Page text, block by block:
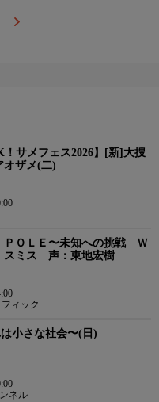
！サメフェス2026】[新]大捜
オザメ(二)
ＯＬＥ〜未知への挑戦 Ｗ
スミス 声：東地宏樹
ィック
小さな社会〜(日)
ネル